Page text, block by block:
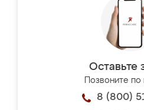
Оставьте
Позвоните
8 (800)